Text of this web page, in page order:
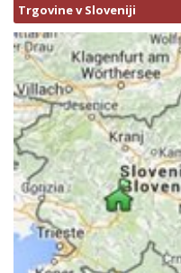
Trgovine v Sloveniji